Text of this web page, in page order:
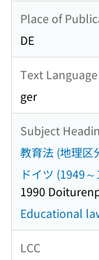
Place of
DE
Text
ger
Subject
教育法 (地理区
ドイツ (1949
1990
Educational
LCC